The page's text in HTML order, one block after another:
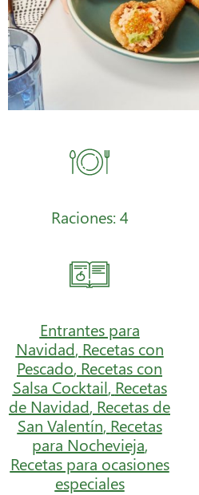
Raciones: 4
Entrantes para
Navidad, Recetas con
Pescado, Recetas con
Salsa Cocktail, Recetas
de Navidad, Recetas de
San Valentín, Recetas
para Nochevieja,
Recetas para ocasiones
especiales